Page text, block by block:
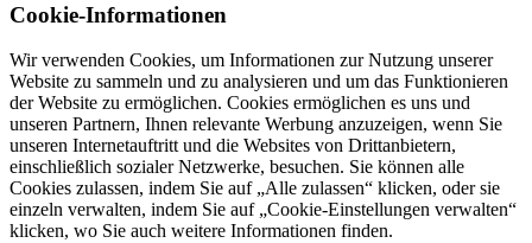
Cookie-Informationen
Wir verwenden Cookies, um Informationen zur Nutzung unserer
Website zu sammeln und zu analysieren und um das Funktionieren
der Website zu ermöglichen. Cookies ermöglichen es uns und
unseren Partnern, Ihnen relevante Werbung anzuzeigen, wenn Sie
unseren Internetauftritt und die Websites von Drittanbietern,
einschließlich sozialer Netzwerke, besuchen. Sie können alle
Cookies zulassen, indem Sie auf „Alle zulassen“ klicken, oder sie
einzeln verwalten, indem Sie auf „Cookie-Einstellungen verwalten“
klicken, wo Sie auch weitere Informationen finden.